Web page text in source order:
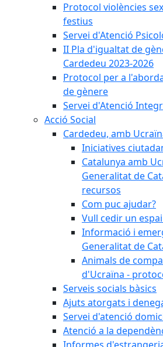
Protocol violències
festius
Servei d'Atenció
II Pla d'igualtat de
Cardedeu 2023-2026
Protocol per a
de gènere
Servei d'Atenció
Acció Social
Cardedeu, amb
Iniciatives
Catalunya amb
Generalitat de
recursos
Com puc ajudar?
Vull cedir un
Informació i
Generalitat de
Animals de
d'Ucraïna -
Serveis socials bàsics
Ajuts atorgats i
Servei d'atenció
Atenció a la